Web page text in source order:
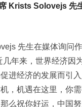
Krists Solovejs 先
先生在媒体询问
年来，世界经济因
进经济的发展而引入
，机遇在这里，你
么祝你好运，中国